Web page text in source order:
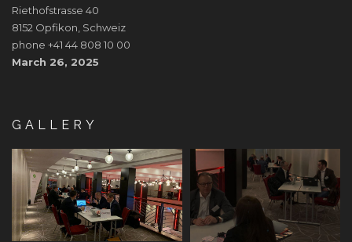
Riethofstrasse 40
8152 Opfikon, Schweiz
phone +41 44 808 10 00
March 26, 2025
GALLERY